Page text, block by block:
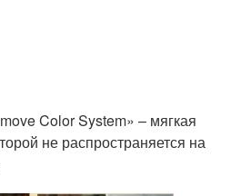
Color System» – мягкая
не распространяется на